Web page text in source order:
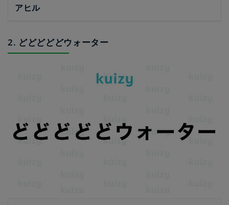
アヒル
2. どどどどどウォーター